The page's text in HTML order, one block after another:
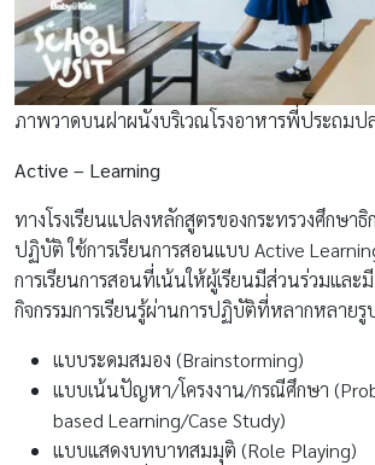
ภาพวาดบนฝาผนังบริเวณโรงอาหารพี่ประถมป
Active – Learning
ทางโรงเรียนแปลงหลักสูตรของกระทรวงศึกษาธิ
ปฏิบัติ ใช้การเรียนการสอนแบบ Active
การเรียนการสอนที่เน้นให้ผู้เรียนมีส่วนร่วมแล
กิจกรรมการเรียนรู้ผ่านการปฏิบัติที่หลากหลาย
แบบระดมสมอง (Brainstorming)
แบบเน้นปัญหา/โครงงาน/กรณีศึกษา
based Learning/Case Study)
แบบแสดงบทบาทสมมุติ (Role Playing)